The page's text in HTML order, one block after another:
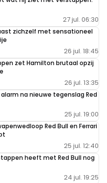
27 jul. 06:30
zichzelf met sensationeel
26 jul. 18:45
zet Hamilton brutaal opzij
26 jul. 13:35
na nieuwe tegenslag Red
25 jul. 19:00
Red Bull en Ferrari
25 jul. 12:40
heeft met Red Bull nog
24 jul. 19:25